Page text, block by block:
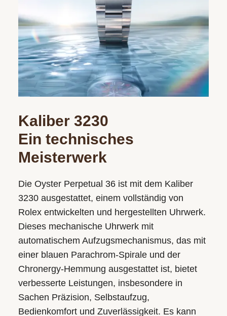
Kaliber 3230
Ein technisches
Meisterwerk
Die Oyster Perpetual 36 ist mit dem Kaliber
3230 ausgestattet, einem vollständig von
Rolex entwickelten und hergestellten Uhrwerk.
Dieses mechanische Uhrwerk mit
automatischem Aufzugsmechanismus, das mit
einer blauen Parachrom-Spirale und der
Chronergy-Hemmung ausgestattet ist, bietet
verbesserte Leistungen, insbesondere in
Sachen Präzision, Selbstaufzug,
Bedienkomfort und Zuverlässigkeit. Es kann